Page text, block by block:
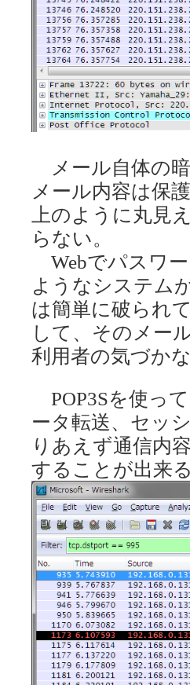
メール自体の
メール内容は保
上のように丸見
らない。
Webでパスワ
ようなシステム
は簡単に破られ
して、そのメー
利用者の気づか
POP3Sを使っ
ータ転送、セッ
りあえず通信内
することが出来る